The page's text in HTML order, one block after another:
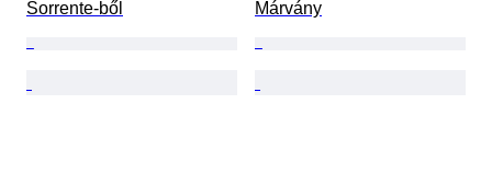
Sorrente-ből
Márvány